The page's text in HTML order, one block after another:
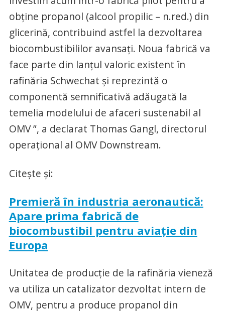
obține propanol (alcool propilic – n.red.) din
glicerină, contribuind astfel la dezvoltarea
biocombustibililor avansați. Noua fabrică va
face parte din lanțul valoric existent în
rafinăria Schwechat și reprezintă o
componentă semnificativă adăugată la
temelia modelului de afaceri sustenabil al
OMV ”, a declarat Thomas Gangl, directorul
operațional al OMV Downstream.
Citește și:
Premieră în industria aeronautică:
Apare prima fabrică de
biocombustibil pentru aviaţie din
Europa
Unitatea de producție de la rafinăria vieneză
va utiliza un catalizator dezvoltat intern de
OMV, pentru a produce propanol din